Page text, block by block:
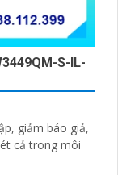
S-IL-
giảm báo giả,
cả trong môi